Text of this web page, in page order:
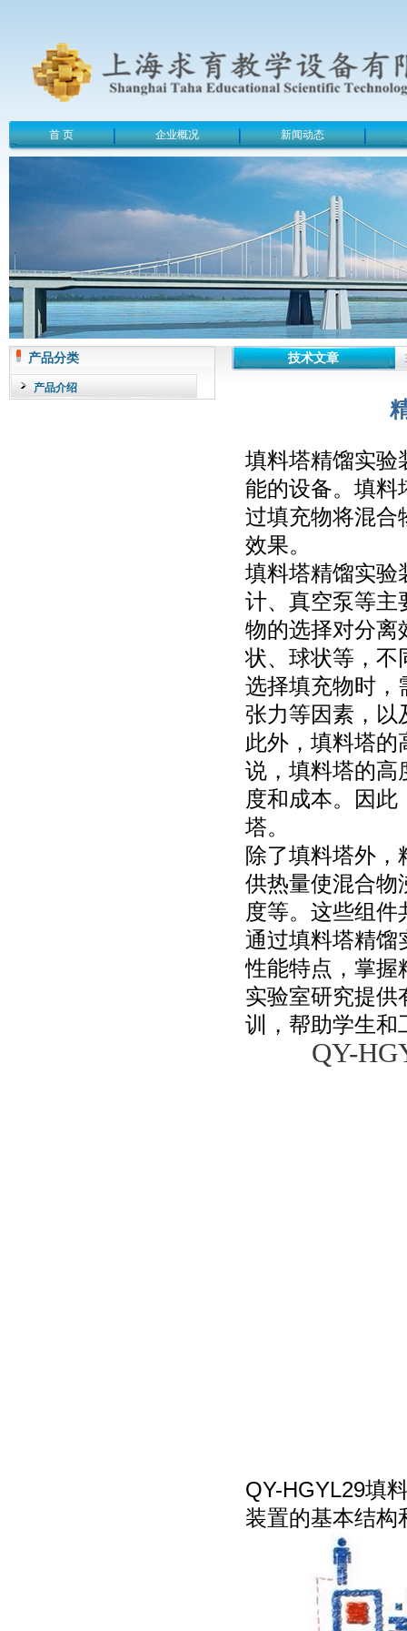
首 页 企业概况 新闻动态
产品分类
产品介绍
技术文章
填料塔精馏实验
能的设备。填料
过填充物将混合
效果。
填料塔精馏实验
计、真空泵等主
物的选择对分离
状、球状等，不
选择填充物时，
张力等因素，以
此外，填料塔
说，填料塔的高
度和成本。因
塔。
除了填料塔外
供热量使混合物
度等。这些组
通过填料塔精馏
性能特点，掌握
实验室研究提供
训，帮助学生和
QY-
QY-HGYL29填
装置的基本结构